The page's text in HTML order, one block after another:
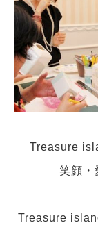
Treasure
笑顔・
Treasure